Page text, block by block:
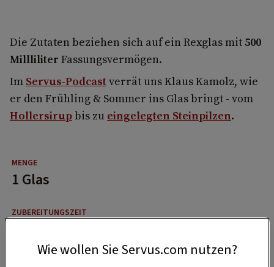
Die Zutaten beziehen sich auf ein Rexglas mit 500
Millliliter Fassungsvermögen.
Im Servus-Podcastverrät uns Klaus Kamolz, wie
er den Frühling & Sommer ins Glas bringt - vom
Hollersirupbis zu eingelegten Steinpilzen.
1 Glas
Wie wollen Sie Servus.com nutzen?